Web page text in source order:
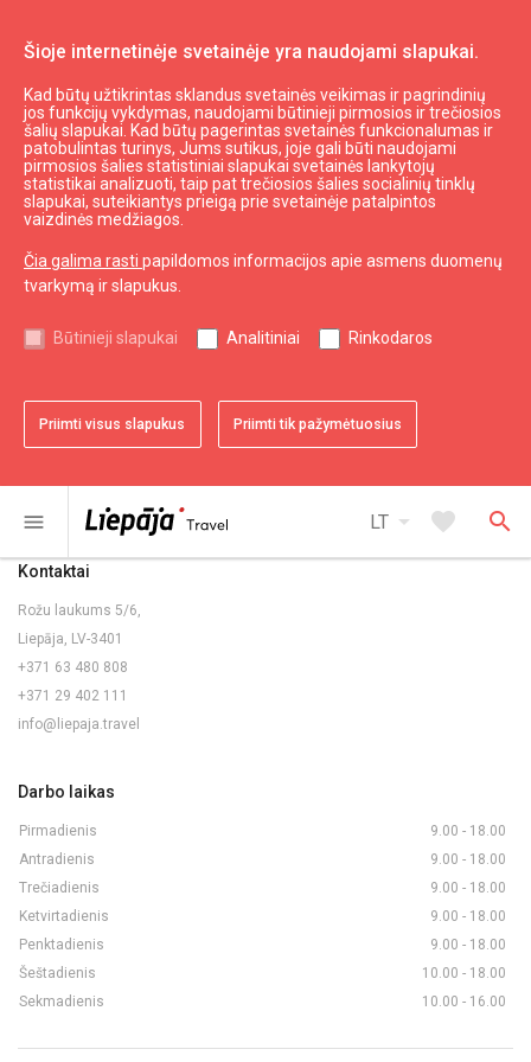
Šioje internetinėje svetainėje yra naudojami slapukai.
Kad būtų užtikrintas sklandus svetainės veikimas ir pagrindinių
jos funkcijų vykdymas, naudojami būtinieji pirmosios ir trečiosios
šalių slapukai. Kad būtų pagerintas svetainės funkcionalumas ir
patobulintas turinys, Jums sutikus, joje gali būti naudojami
pirmosios šalies statistiniai slapukai svetainės lankytojų
statistikai analizuoti, taip pat trečiosios šalies socialinių tinklų
slapukai, suteikiantys prieigą prie svetainėje patalpintos
vaizdinės medžiagos.
Čia galima rasti papildomos informacijos apie asmens duomenų
tvarkymą ir slapukus.
Būtinieji slapukai Analitiniai Rinkodaros
Priimti visus slapukus Priimti tik pažymėtuosius
menu LT arrow_drop_down favorite search
WC
Į viršų expand_less
Informacija
Turizmas Latvijoje
Turizmas Kuržemėje
Naudingas
Žemėlapiai ir Brošiūros
Kontaktai
Rožu laukums 5/6,
Liepāja, LV-3401
+371 63 480 808
+371 29 402 111
info@liepaja.travel
Darbo laikas
Pirmadienis
9.00 - 18.00
Antradienis
9.00 - 18.00
Trečiadienis
9.00 - 18.00
Ketvirtadienis
9.00 - 18.00
Penktadienis
9.00 - 18.00
Šeštadienis
10.00 - 18.00
Sekmadienis
10.00 - 16.00